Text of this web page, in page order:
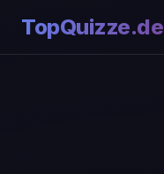
TopQuizze.de